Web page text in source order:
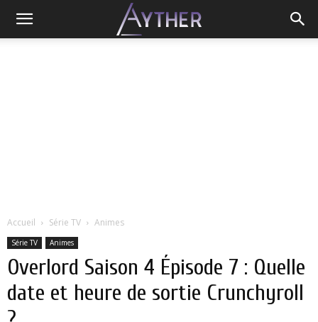
Accueil Série TV Animes
Série TV Animes
Overlord Saison 4 Épisode 7 : Quelle
date et heure de sortie Crunchyroll